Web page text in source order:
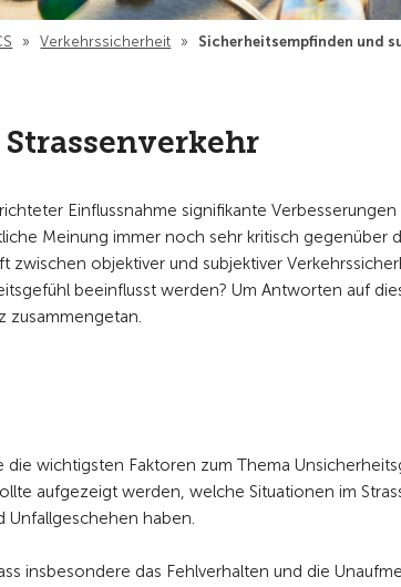
» Verkehrssicherheit » Sicherheitsempfinden und
Einflussnahme signifikante
Meinung immer noch sehr kritisch gegenüber
zwischen objektiver und subjektiver
beeinflusst werden? Um Antworten auf
zusammengetan.
die wichtigsten Faktoren zum Thema
aufgezeigt werden, welche Situationen im
Unfallgeschehen haben.
insbesondere das Fehlverhalten und die